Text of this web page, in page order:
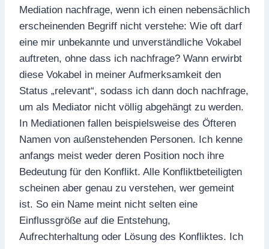
Mediation nachfrage, wenn ich einen nebensächlich
erscheinenden Begriff nicht verstehe: Wie oft darf
eine mir unbekannte und unverständliche Vokabel
auftreten, ohne dass ich nachfrage? Wann erwirbt
diese Vokabel in meiner Aufmerksamkeit den
Status „relevant“, sodass ich dann doch nachfrage,
um als Mediator nicht völlig abgehängt zu werden.
In Mediationen fallen beispielsweise des Öfteren
Namen von außenstehenden Personen. Ich kenne
anfangs meist weder deren Position noch ihre
Bedeutung für den Konflikt. Alle Konfliktbeteiligten
scheinen aber genau zu verstehen, wer gemeint
ist. So ein Name meint nicht selten eine
Einflussgröße auf die Entstehung,
Aufrechterhaltung oder Lösung des Konfliktes. Ich